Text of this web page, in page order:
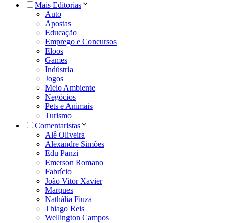
Mais Editorias
Auto
Apostas
Educação
Emprego e Concursos
Eloos
Games
Indústria
Jogos
Meio Ambiente
Negócios
Pets e Animais
Turismo
Comentaristas
Alê Oliveira
Alexandre Simões
Edu Panzi
Emerson Romano
Fabrício
João Vitor Xavier
Marques
Nathália Fiuza
Thiago Reis
Wellington Campos